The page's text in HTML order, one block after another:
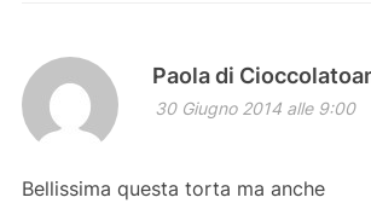
Paola di
30 Giugno 2014 alle 9:00
Bellissima questa torta ma anche